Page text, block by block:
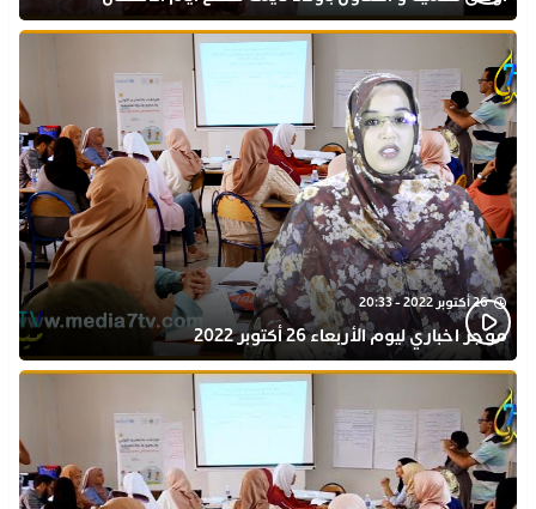
بذكرى المولد النبوي
26 أكتوبر 2022 - 20:33
موجز اخباري ليوم الأربعاء 26 أكتوبر 2022